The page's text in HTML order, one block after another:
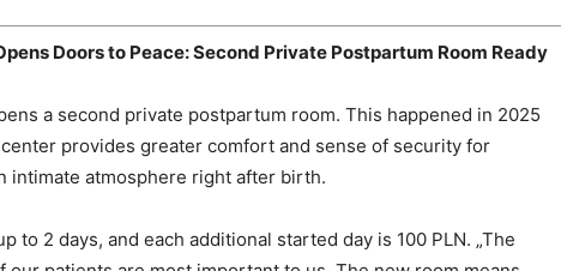
Doors to Peace: Second Private Postpartum Room Ready
a second private postpartum room. This happened in 2025
provides greater comfort and sense of security for
intimate atmosphere right after birth.
to 2 days, and each additional started day is 100 PLN. „The